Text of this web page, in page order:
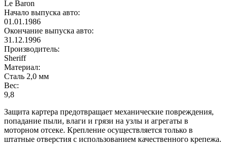
Le Baron
Начало выпуска авто:
01.01.1986
Окончание выпуска авто:
31.12.1996
Производитель:
Sheriff
Материал:
Сталь 2,0 мм
Вес:
9,8
Защита картера предотвращает механические повреждения,
попадание пыли, влаги и грязи на узлы и агрегаты в
моторном отсеке. Крепление осуществляется только в
штатные отверстия с использованием качественного крепежа.